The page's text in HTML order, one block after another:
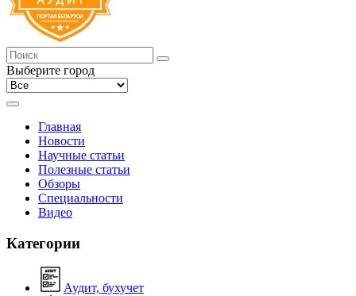
Выберите город
Главная
Новости
Научные статьи
Полезные статьи
Обзоры
Специальности
Видео
Категории
Аудит, бухучет